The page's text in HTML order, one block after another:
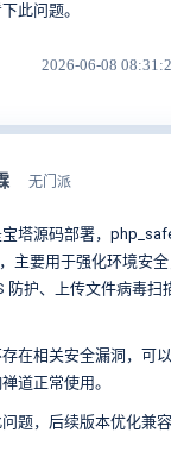
此问题。
2026-06-08
无门派
塔源码部署，
主要用于强化环境安
防护、上传文件病毒扫
在相关安全漏洞，可
道正常使用。
题，后续版本优化兼容